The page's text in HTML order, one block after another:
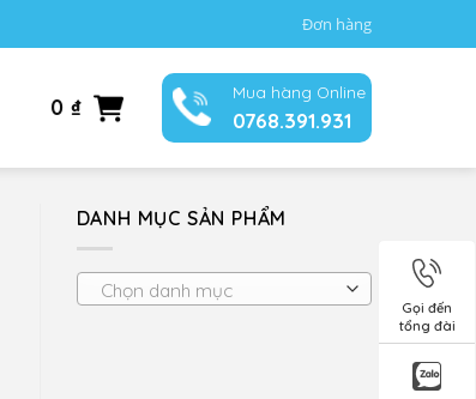
Đơn hàng
0 ₫
Mua hàng Online
0768.391.931
DANH MỤC SẢN PHẨM
Chọn danh mục
Gọi đến
tổng đài